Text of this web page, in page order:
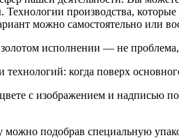
Технологии производства,
можно самостоятельно или
исполнении — не
когда поверх
с изображением и надписью
подобрав специальную